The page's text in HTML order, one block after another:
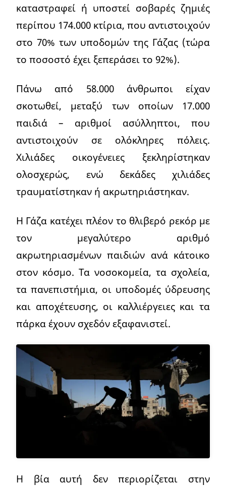
καταστραφεί ή υποστεί σοβαρές ζημιές
περίπου 174.000 κτίρια, που αντιστοιχούν
στο 70% των υποδομών της Γάζας (τώρα
το ποσοστό έχει ξεπεράσει το 92%).
Πάνω από 58.000 άνθρωποι είχαν
σκοτωθεί, μεταξύ των οποίων 17.000
παιδιά – αριθμοί ασύλληπτοι, που
αντιστοιχούν σε ολόκληρες πόλεις.
Χιλιάδες οικογένειες ξεκληρίστηκαν
ολοσχερώς, ενώ δεκάδες χιλιάδες
τραυματίστηκαν ή ακρωτηριάστηκαν.
Η Γάζα κατέχει πλέον το θλιβερό ρεκόρ με
τον μεγαλύτερο αριθμό
ακρωτηριασμένων παιδιών ανά κάτοικο
στον κόσμο. Τα νοσοκομεία, τα σχολεία,
τα πανεπιστήμια, οι υποδομές ύδρευσης
και αποχέτευσης, οι καλλιέργειες και τα
πάρκα έχουν σχεδόν εξαφανιστεί.
Η βία αυτή δεν περιορίζεται στην